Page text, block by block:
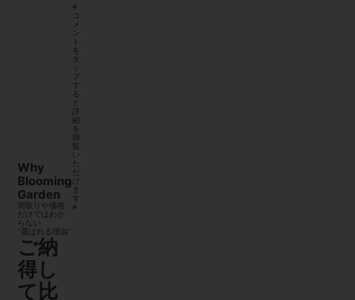
Why
Blooming
Garden
間取りや価格
だけではわか
らない
“選ばれる理由”
ご納
得し
て比
※
コ
メ
ン
ト
を
タ
ッ
プ
す
る
と
詳
細
を
御
覧
い
た
だ
け
ま
す
※